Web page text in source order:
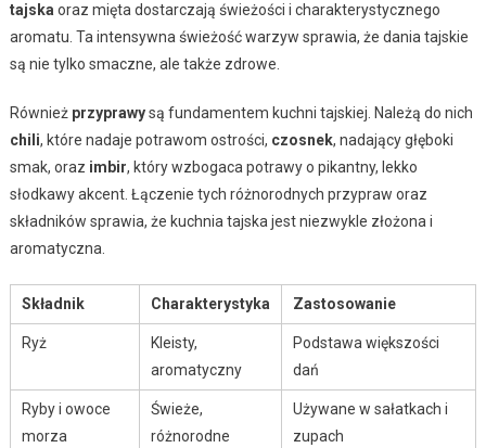
tajska oraz mięta dostarczają świeżości i charakterystycznego
aromatu. Ta intensywna świeżość warzyw sprawia, że dania tajskie
są nie tylko smaczne, ale także zdrowe.
Również przyprawysą fundamentem kuchni tajskiej. Należą do nich
chili, które nadaje potrawom ostrości, czosnek, nadający głęboki
smak, oraz imbir, który wzbogaca potrawy o pikantny, lekko
słodkawy akcent. Łączenie tych różnorodnych przypraw oraz
składników sprawia, że kuchnia tajska jest niezwykle złożona i
aromatyczna.
Składnik Charakterystyka Zastosowanie
Ryż
Kleisty,
aromatyczny
Podstawa większości
dań
Ryby i owoce
morza
Świeże,
różnorodne
Używane w sałatkach i
zupach